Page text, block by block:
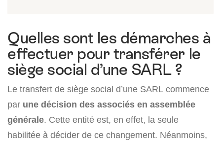
Quelles sont les démarches à
effectuer pour transférer le
siège social d’une SARL ?
Le transfert de siège social d’une SARL commence
par une décision des associés en assemblée
générale. Cette entité est, en effet, la seule
habilitée à décider de ce changement. Néanmoins,